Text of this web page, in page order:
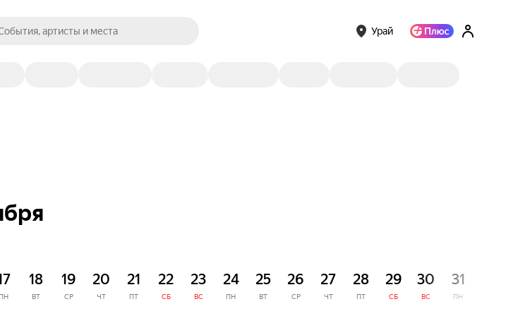
артисты и места Урай
ПН
18
ВТ
19
СР
20
ЧТ
21
ПТ
22
СБ
23
ВС
24
ПН
25
ВТ
26
СР
27
ЧТ
28
ПТ
29
СБ
30
ВС
31
ПН